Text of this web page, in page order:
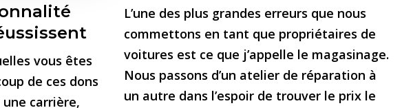
L’une des plus grandes erreurs que nous
commettons en tant que propriétaires de
voitures est ce que j’appelle le magasinage.
Nous passons d’un atelier de réparation à
un autre dans l’espoir de trouver le prix le
vous êtes
de ces dons
carrière,